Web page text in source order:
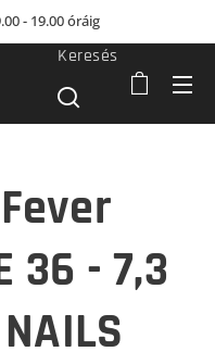
- 19.00 óráig
Keresés
36 - 7,3